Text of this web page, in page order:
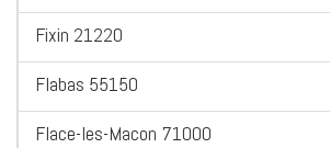
Fixin 21220
Flabas 55150
Flace-les-Macon 71000